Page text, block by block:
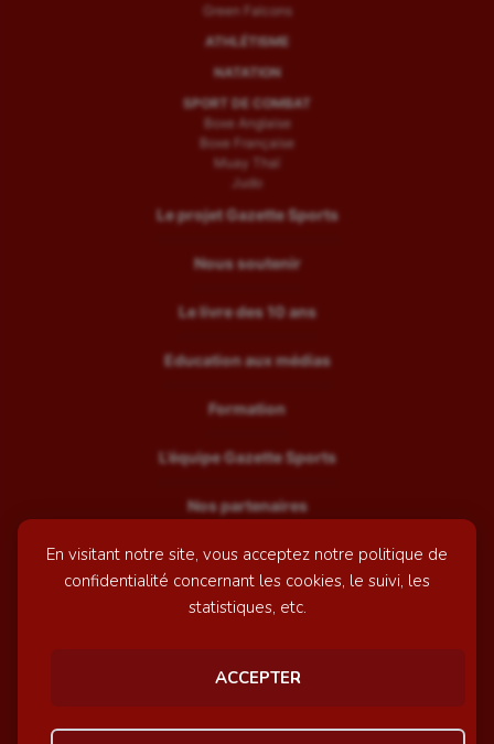
En visitant notre site, vous acceptez notre politique de
confidentialité concernant les cookies, le suivi, les
statistiques, etc.
ACCEPTER
Green Falcons
ATHLÉTISME
NATATION
SPORT DE COMBAT
Boxe Anglaise
Boxe Française
Muay Thaï
Judo
Le projet Gazette Sports
Nous soutenir
Le livre des 10 ans
Education aux médias
Formation
L’équipe Gazette Sports
Nos partenaires
Recrutement
Mentions légales